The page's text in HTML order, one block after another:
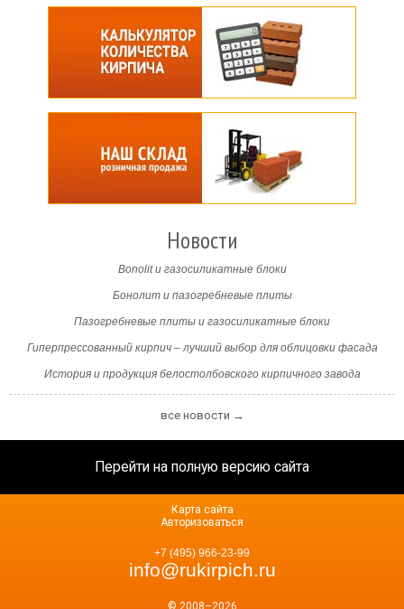
Новости
Bonolit и газосиликатные блоки
Бонолит и пазогребневые плиты
Пазогребневые плиты и газосиликатные блоки
Гиперпрессованный кирпич – лучший выбор для облицовки фасада
История и продукция белостолбовского кирпичного завода
все новости →
Перейти на полную версию сайта
© 2008–2026
+7 (495) 966-23-99
info@rukirpich.ru
Карта сайта
Авторизоваться